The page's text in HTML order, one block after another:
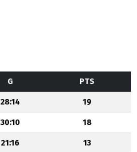
G PTS
28:14 19
30:10 18
21:16 13